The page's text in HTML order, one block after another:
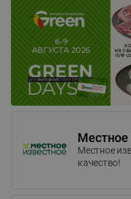
Местное
Местное
качество!